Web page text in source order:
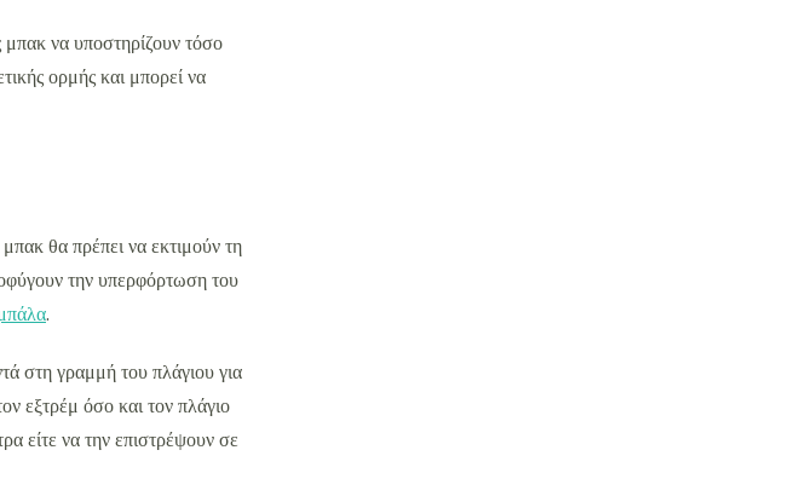
μπακ να υποστηρίζουν τόσο
ορμής και μπορεί να
θα πρέπει να εκτιμούν τη
την υπερφόρτωση του
.
στη γραμμή του πλάγιου για
εξτρέμ όσο και τον πλάγιο
είτε να την επιστρέψουν σε